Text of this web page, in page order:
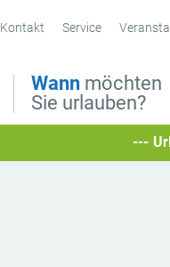
Wann möchten
Sie urlauben?
Kontakt Service
Urlaubsland